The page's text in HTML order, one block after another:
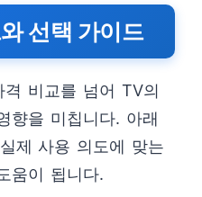
선택 가이드
비교를 넘어 TV의
향을 미칩니다. 아래
제 사용 의도에 맞는
움이 됩니다.